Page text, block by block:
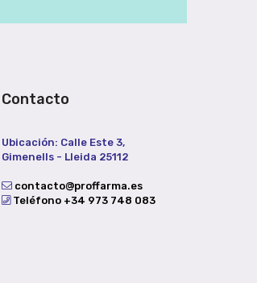
Contacto
Ubicación: Calle Este 3,
Gimenells - Lleida 25112
contacto@proffarma.es
Teléfono +34 973 748 083